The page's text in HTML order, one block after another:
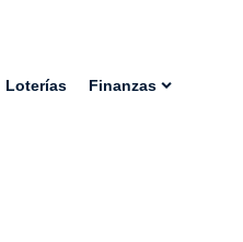
Loterías Finanzas